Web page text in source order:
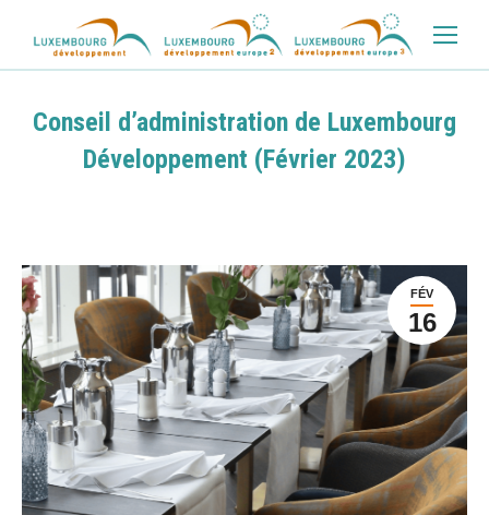
Conseil d’administration de Luxembourg
Développement (Février 2023)
FÉV
16